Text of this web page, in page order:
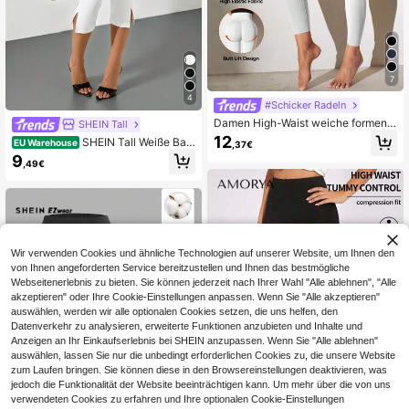
4
SHEIN Tall
EU Warehouse SHEIN Tall Weiße Basi
c-Sommer-Capri-Leggings für Dam
en, einfarbig, lässig, schmal geschni
dung, Business Casual, Date, Old M
oney Lehrer-Outfit, Capris, für groß
e Frauen
9 ,49€
7
#Schicker Radeln
Damen High-Waist weiche formend
e & schlankmachende Kontroll-Leg
gings Frühling Weiß Herbst
12 ,37€
Wir verwenden Cookies und ähnliche Technologien auf unserer Website, um Ihnen den
von Ihnen angeforderten Service bereitzustellen und Ihnen das bestmögliche
Webseitenerlebnis zu bieten. Sie können jederzeit nach Ihrer Wahl "Alle ablehnen", "Alle
akzeptieren" oder Ihre Cookie-Einstellungen anpassen. Wenn Sie "Alle akzeptieren"
auswählen, werden wir alle optionalen Cookies setzen, die uns helfen, den
Datenverkehr zu analysieren, erweiterte Funktionen anzubieten und Inhalte und
Anzeigen an Ihr Einkaufserlebnis bei SHEIN anzupassen. Wenn Sie "Alle ablehnen"
auswählen, lassen Sie nur die unbedingt erforderlichen Cookies zu, die unsere Website
zum Laufen bringen. Sie können diese in den Browsereinstellungen deaktivieren, was
jedoch die Funktionalität der Website beeinträchtigen kann. Um mehr über die von uns
verwendeten Cookies zu erfahren und Ihre optionalen Cookie-Einstellungen